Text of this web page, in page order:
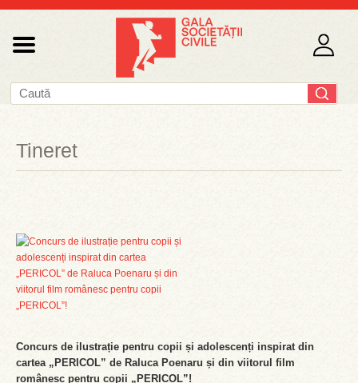
Tineret
Concurs de ilustrație pentru copii și adolescenți inspirat din
cartea „PERICOL” de Raluca Poenaru și din viitorul film
românesc pentru copii „PERICOL”!